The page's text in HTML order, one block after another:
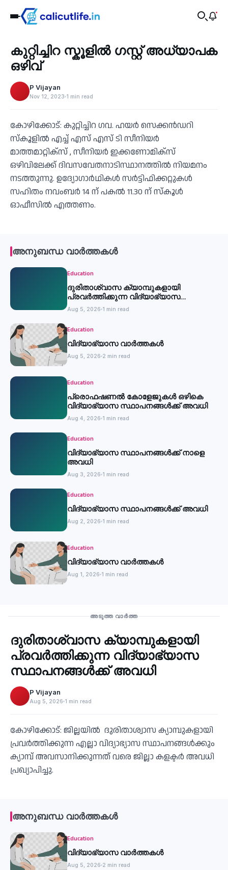
‹
Education
കുറ്റിച്ചിറ സ്കൂളിൽ ഗസ്റ്റ് അധ്യാപക
ഒഴിവ്
P Vijayan
Nov 12, 2023 1 min read
കോഴിക്കോട്: കുറ്റിച്ചിറ ഗവ. ഹയർ സെക്കൻഡറി
സ്കൂളിൽ എച്ച് എസ് എസ് ടി സീനിയർ
മാത്തമാറ്റിക്സ് , സീനിയർ ഇക്കണോമിക്സ്
ഒഴിവിലേക്ക് ദിവസവേതനാടിസ്ഥാനത്തിൽ നിയമനം
നടത്തുന്നു. ഉദ്യോഗാർഥികൾ സർട്ടിഫിക്കറ്റുകൾ
സഹിതം നവംബർ 14 ന് പകൽ 11.30 ന് സ്കൂൾ
ഓഫീസിൽ എത്തണം.
അനുബന്ധ വാർത്തകൾ
Education
ദുരിതാശ്വാസ ക്യാമ്പുകളായി
പ്രവര്‍ത്തിക്കുന്ന വിദ്യാഭ്യാസ
സ്ഥാപനങ്ങള്‍ക്ക് അവധി
Aug 5, 2026 1 min read
Education
വിദ്യാഭ്യാസ വാർത്തകൾ
Aug 5, 2026 2 min read
Education
പ്രൊഫഷണൽ കോളേജുകൾ ഒഴികെ
വിദ്യാഭ്യാസ സ്ഥാപനങ്ങൾക്ക് അവധി
Aug 4, 2026 1 min read
Education
വിദ്യാഭ്യാസ സ്ഥാപനങ്ങൾക്ക് നാളെ
അവധി
Aug 3, 2026 1 min read
Education
വിദ്യാഭ്യാസ സ്ഥാപനങ്ങൾക്ക് അവധി
Aug 2, 2026 1 min read
Education
വിദ്യാഭ്യാസ വാർത്തകൾ
Aug 1, 2026 1 min read
അടുത്ത വാർത്ത
‹
ദുരിതാശ്വാസ ക്യാമ്പുകളായി
പ്രവര്‍ത്തിക്കുന്ന വിദ്യാഭ്യാസ
സ്ഥാപനങ്ങള്‍ക്ക് അവധി
P Vijayan
Aug 5, 2026 1 min read
കോഴിക്കോട്: ജില്ലയില്‍ ദുരിതാശ്വാസ ക്യാമ്പുകളായി
പ്രവര്‍ത്തിക്കുന്ന എല്ലാ വിദ്യാഭ്യാസ സ്ഥാപനങ്ങള്‍ക്കും
ക്യാമ്പ് അവസാനിക്കുന്നത് വരെ ജില്ലാ കളക്ടർ അവധി
പ്രഖ്യാപിച്ചു.
അനുബന്ധ വാർത്തകൾ
Education
വിദ്യാഭ്യാസ വാർത്തകൾ
Aug 5, 2026 2 min read